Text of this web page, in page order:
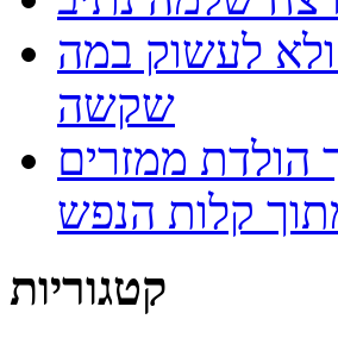
ולא לעשוק במה
שקשה
הולדת ממזרים
קטגוריות